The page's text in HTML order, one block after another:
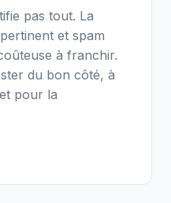
pas tout. La
et spam
à franchir.
du bon côté, à
pour la